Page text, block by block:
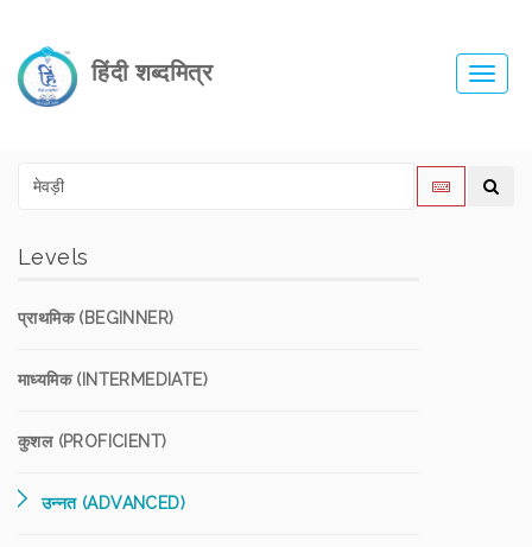
हिंदी शब्दमित्र
Levels
प्राथमिक (BEGINNER)
माध्यमिक (INTERMEDIATE)
कुशल (PROFICIENT)
उन्नत (ADVANCED)